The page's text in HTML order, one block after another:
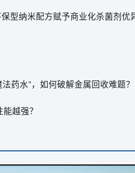
药水”，如何破解金属回收难题？
越强？